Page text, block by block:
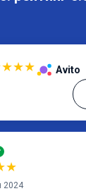
★★★ Avito
★
2024